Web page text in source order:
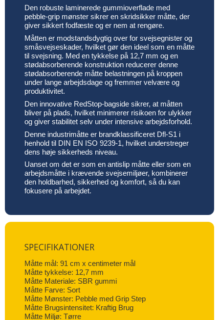
Den robuste laminerede gummioverflade med
pebble-grip mønster sikrer en skridsikker måtte, der
giver sikkert fodfæste og er nem at rengøre.
Måtten er modstandsdygtig over for svejsegnister og
småsvejseskader, hvilket gør den ideel som en måtte
til svejsning. Med en tykkelse på 12,7 mm og en
stødabsorberende konstruktion reducerer denne
stødabsorberende måtte belastningen på kroppen
under lange arbejdsdage og fremmer velvære og
produktivitet.
Den innovative RedStop-bagside sikrer, at måtten
bliver på plads, hvilket minimerer risikoen for ulykker
og giver stabilitet selv under intensive arbejdsforhold.
Denne industrimåtte er brandklassificeret Dfl-S1 i
henhold til DIN EN ISO 9239-1, hvilket understreger
dens høje sikkerheds niveau.
Uanset om det er som en antislip måtte eller som en
arbejdsmåtte i krævende svejsemiljøer, kombinerer
den holdbarhed, sikkerhed og komfort, så du kan
fokusere på arbejdet.
SPECIFIKATIONER
Måtte mål: 91 cm x centimeter mål
Måtte tykkelse: 12,7 mm
Måtte Materiale: SBR gummi
Måtte Farve: Sort
Måtte Mønster: Pebble med Grip Step
Måtte Brugsintensitet: Kraftig Brug
Måtte Miljø: Tørre